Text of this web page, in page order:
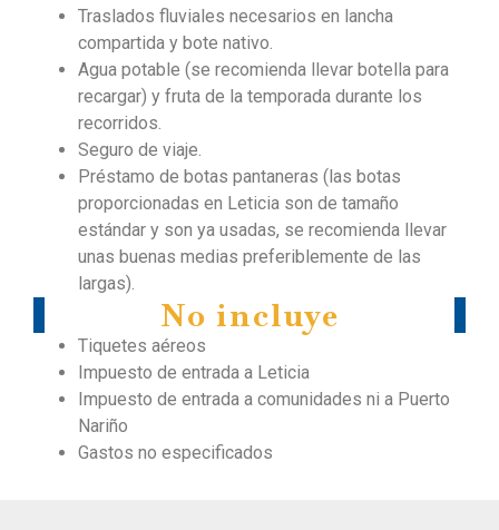
Traslados fluviales necesarios en lancha
compartida y bote nativo.
Agua potable (se recomienda llevar botella para
recargar) y fruta de la temporada durante los
recorridos.
Seguro de viaje.
Préstamo de botas pantaneras (las botas
proporcionadas en Leticia son de tamaño
estándar y son ya usadas, se recomienda llevar
unas buenas medias preferiblemente de las
largas).
No incluye
Tiquetes aéreos
Impuesto de entrada a Leticia
Impuesto de entrada a comunidades ni a Puerto
Nariño
Gastos no especificados